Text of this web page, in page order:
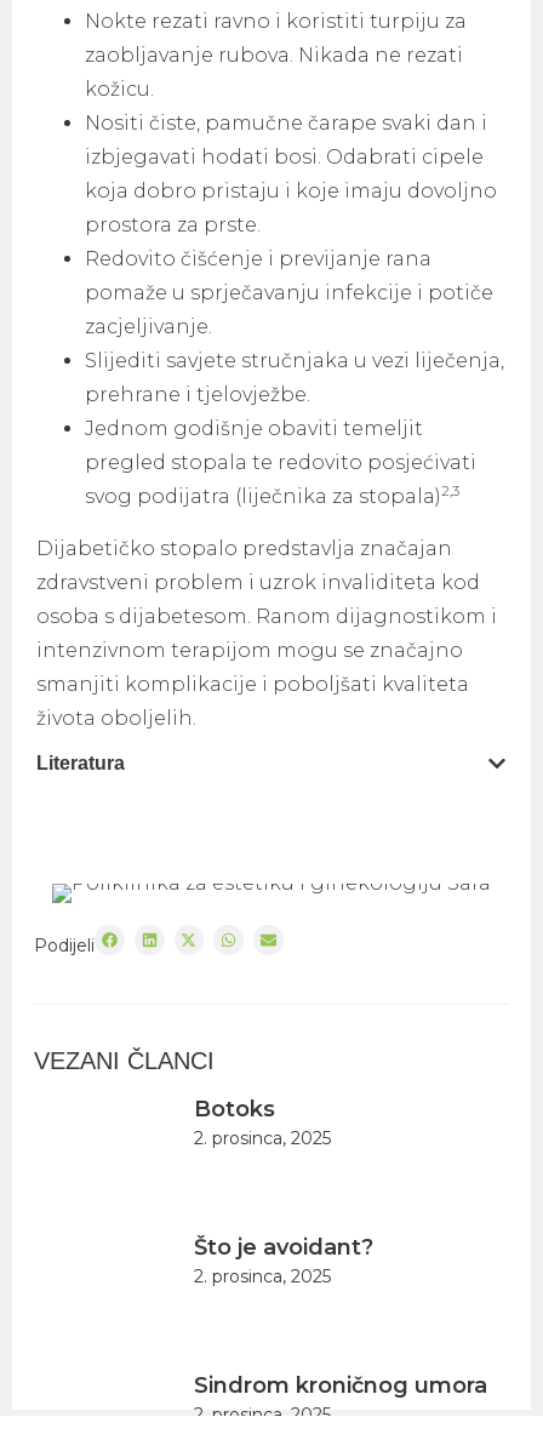
Nokte rezati ravno i koristiti turpiju za
zaobljavanje rubova. Nikada ne rezati
kožicu.
Nositi čiste, pamučne čarape svaki dan i
izbjegavati hodati bosi. Odabrati cipele
koja dobro pristaju i koje imaju dovoljno
prostora za prste.
Redovito čišćenje i previjanje rana
pomaže u sprječavanju infekcije i potiče
zacjeljivanje.
Slijediti savjete stručnjaka u vezi liječenja,
prehrane i tjelovježbe.
Jednom godišnje obaviti temeljit
pregled stopala te redovito posjećivati
svog podijatra (liječnika za stopala)2,3
Dijabetičko stopalo predstavlja značajan
zdravstveni problem i uzrok invaliditeta kod
osoba s dijabetesom. Ranom dijagnostikom i
intenzivnom terapijom mogu se značajno
smanjiti komplikacije i poboljšati kvaliteta
života oboljelih.
Literatura
Podijeli
VEZANI ČLANCI
Botoks
2. prosinca, 2025
Što je avoidant?
2. prosinca, 2025
Sindrom kroničnog umora
2. prosinca, 2025